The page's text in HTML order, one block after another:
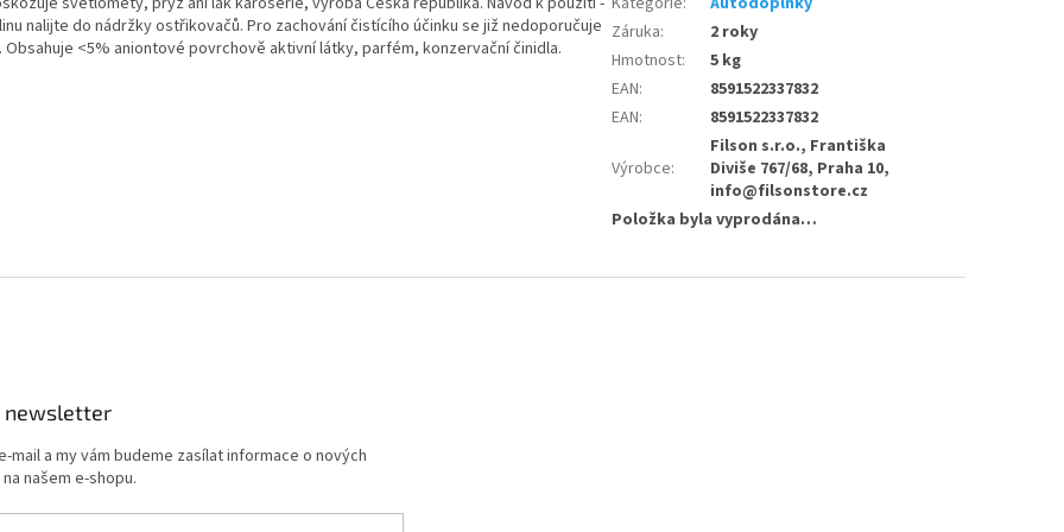
nalijte do nádržky ostřikovačů. Pro zachování čistícího účinku se již nedoporučuje
Obsahuje <5% aniontové povrchově aktivní látky, parfém, konzervační činidla.
Záruka:
2 roky
Hmotnost:
5 kg
EAN:
8591522337832
EAN: 8591522337832
Výrobce:
Filson s.r.o., Františka
Diviše 767/68, Praha 10,
info@filsonstore.cz
Položka byla vyprodána…
newsletter
mail a my vám budeme zasílat informace o nových
našem e-shopu.